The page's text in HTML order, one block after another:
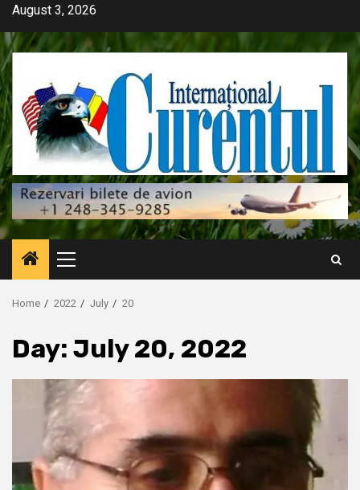
Skip
content
August 3, 2026
Primary
Menu
Home 2022 July 20
Day: July 20, 2022